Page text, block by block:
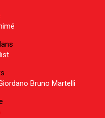
Bruno Martelli